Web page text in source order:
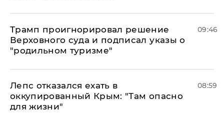
Трамп проигнорировал решение
Верховного суда и подписал указы о
"родильном туризме"
09:46
Лепс отказался ехать в
оккупированный Крым: "Там опасно
для жизни"
08:59